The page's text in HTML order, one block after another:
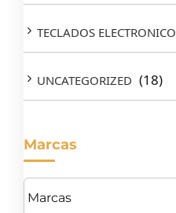
TECLADOS ELECTRONICO
UNCATEGORIZED (18)
Marcas